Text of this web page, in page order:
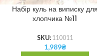
Набір куль на виписку для
хлопчика №11
SKU: 110011
1,989₴